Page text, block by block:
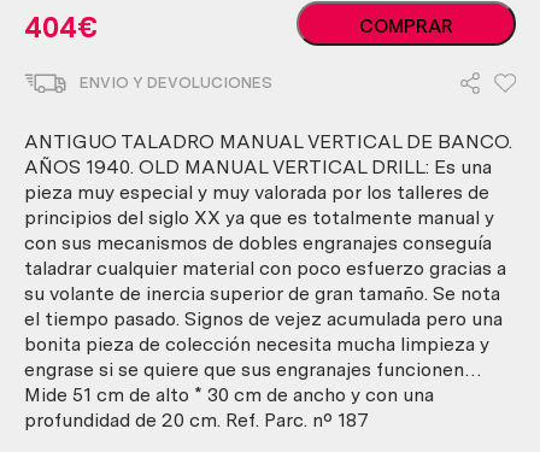
404€
Antiguo
taladro
banco.
Años
1940.
Pieza
espectacular
cantidad
COMPRAR
ENVIO Y DEVOLUCIONES
ANTIGUO TALADRO MANUAL VERTICAL DE BANCO.
AÑOS 1940. OLD MANUAL VERTICAL DRILL: Es una
pieza muy especial y muy valorada por los talleres de
principios del siglo XX ya que es totalmente manual y
con sus mecanismos de dobles engranajes conseguía
taladrar cualquier material con poco esfuerzo gracias a
su volante de inercia superior de gran tamaño. Se nota
el tiempo pasado. Signos de vejez acumulada pero una
bonita pieza de colección necesita mucha limpieza y
engrase si se quiere que sus engranajes funcionen…
Mide 51 cm de alto * 30 cm de ancho y con una
profundidad de 20 cm. Ref. Parc. nº 187